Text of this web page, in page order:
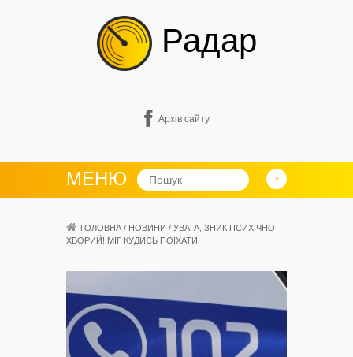
Радар
Архів сайту
МЕНЮ
ГОЛОВНА / НОВИНИ / УВАГА, ЗНИК ПСИХІЧНО
ХВОРИЙ! МІГ КУДИСЬ ПОЇХАТИ